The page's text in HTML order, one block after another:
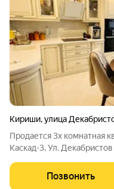
Кириши,улица
Продается 3х комнатная
Каскад-3, Ул.
изолированы
метра с панорамными
Позвонить